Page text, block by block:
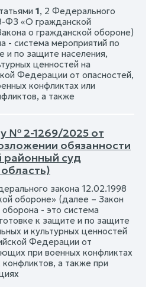
1, 2 Федерального
ФЗ «О гражданской
о гражданской обороне)
- система мероприятий по
и по защите населения,
ценностей на
Федерации от опасностей,
конфликтах или
а также
№ 2-1269/2025 от
обязанности
суд
закона 12.02.1998
обороне» (далее – Закон
- это система
к защите и по защите
и культурных ценностей
Федерации от
при военных конфликтах
а также при